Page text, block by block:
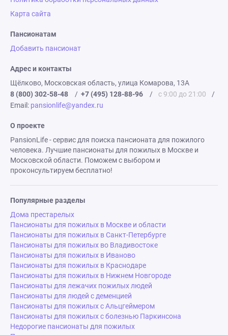
Карта сайта
Пансионатам
Добавить пансионат
Адрес и контакты
Щёлково, Московская область, улица Комарова, 13А
8 (800) 302-58-48
/ +7 (495) 128-88-96 / с 9:00 до 21:00
/
Email: pansionlife@yandex.ru
О проекте
PansionLife - сервис для поиска пансионата для пожилого
человека. Лучшие пансионаты для пожилых в Москве и
Московской области. Поможем с выбором и
проконсультируем бесплатно!
Популярные разделы
Дома престарелых
Пансионаты для пожилых в Москве и области
Пансионаты для пожилых в Санкт-Петербурге
Пансионаты для пожилых во Владивостоке
Пансионаты для пожилых в Иваново
Пансионаты для пожилых в Краснодаре
Пансионаты для пожилых в Нижнем Новгороде
Пансионаты для лежачих пожилых людей
Пансионаты для людей с деменцией
Пансионаты для пожилых с Альцгеймером
Пансионаты для пожилых с болезнью Паркинсона
Недорогие пансионаты для пожилых